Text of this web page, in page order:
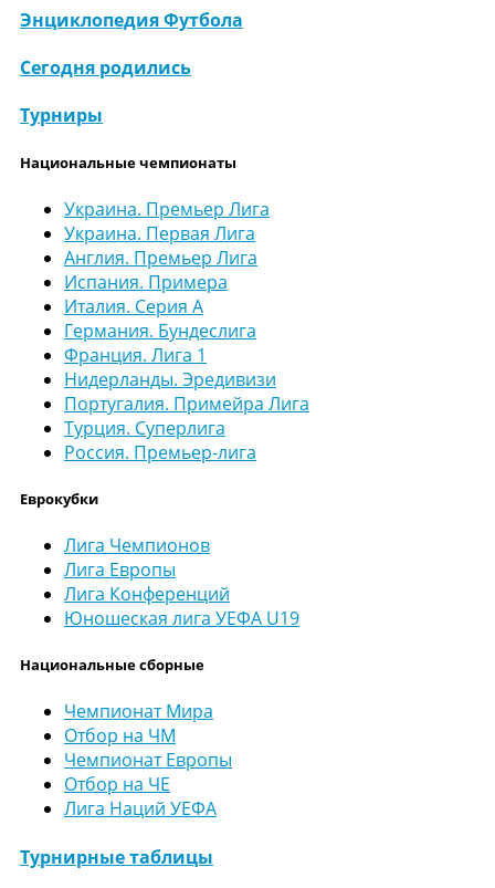
Энциклопедия Футбола
Сегодня родились
Турниры
Национальные чемпионаты
Украина. Премьер Лига
Украина. Первая Лига
Англия. Премьер Лига
Испания. Примера
Италия. Серия А
Германия. Бундеслига
Франция. Лига 1
Нидерланды. Эредивизи
Португалия. Примейра Лига
Турция. Суперлига
Россия. Премьер-лига
Еврокубки
Лига Чемпионов
Лига Европы
Лига Конференций
Юношеская лига УЕФА U19
Национальные сборные
Чемпионат Мира
Отбор на ЧМ
Чемпионат Европы
Отбор на ЧЕ
Лига Наций УЕФА
Турнирные таблицы